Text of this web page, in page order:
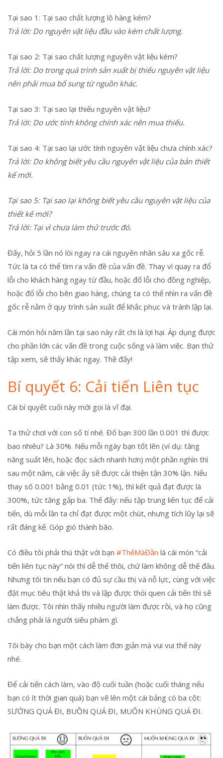
Tại sao 1: Tại sao chất lượng lô hàng kém?
Trả lời: Do nguyên vật liệu đầu vào kém chất lượng.
Tại sao 2: Tại sao chất lượng nguyên vật liệu kém?
Trả lời: Do trong quá trình sản xuất bị thiếu nguyên vật liệu
nên phải mua bổ sung từ nguồn khác.
Tại sao 3: Tại sao lại thiếu nguyên vật liệu?
Trả lời: Do ước tính không chính xác nên mua thiếu.
Tại sao 4: Tại sao lại ước tính nguyên vật liệu chưa chính xác?
Trả lời: Do không biết yêu cầu nguyên vật liệu của bản thiết
kế mới.
Tại sao 5: Tại sao lại không biết yêu cầu nguyên vật liệu của
thiết kế mới?
Trả lời: Tại vì chưa làm thử trước đó.
Đấy, hỏi 5 lần nó lòi ngay ra cái nguyên nhân sâu xa gốc rễ.
Tức là ta có thể tìm ra vấn đề của vấn đề. Thay vì quay ra đổ
lỗi cho khách hàng ngay từ đầu, hoặc đổ lỗi cho đồng nghiệp,
hoặc đổ lỗi cho bên giao hàng, chúng ta có thể nhìn ra vấn đề
gốc rễ nằm ở quy trình sản xuất để khắc phục và tránh lặp lại.
Cái món hỏi năm lần tại sao này rất chi là lợi hại. Áp dụng được
cho phần lớn các vấn đề trong cuộc sống và làm việc. Bạn thử
tập xem, sẽ thấy khác ngay. Thề đấy!
Bí quyết 6: Cải tiến Liên tục
Cái bí quyết cuối này mới gọi là vĩ đại.
Ta thử chơi với con số tí nhé. Đố bạn 300 lần 0.001 thì được
bao nhiêu? Là 30%. Nếu mỗi ngày bạn tốt lên (ví dụ: tăng
năng suất lên, hoặc đọc sách nhanh hơn) một phần nghìn thì
sau một năm, cái việc ấy sẽ được cải thiện tận 30% lận. Nếu
thay số 0.001 bằng 0.01 (tức 1%), thì kết quả đạt được là
300%, tức tăng gấp ba. Thế đấy: nếu tập trung liên tục để cải
tiến, dù mỗi lần ta chỉ đạt được một chút, nhưng tích lũy lại sẽ
rất đáng kế. Góp gió thành bão.
Có điều tôi phải thú thật với bạn #ThếMàĐần là cái món “cải
tiến liên tục này” nói thì dễ thế thôi, chứ làm không dễ thế đâu.
Nhưng tôi tin nếu bạn có đủ sự cầu thị và nỗ lực, cùng với việc
đặt mục tiêu thật khả thi và lập được thói quen cải tiến thì sẽ
làm được. Tôi nhìn thấy nhiều người làm được rồi, và họ cũng
chẳng phải là người siêu phàm gì.
Tôi bày cho bạn một cách làm đơn giản mà vui vui thế này
nhé.
Để cải tiến cách làm, vào độ cuối tuần (hoặc cuối tháng nếu
bạn có ít thời gian quá) bạn vẽ lên một cái bảng có ba cột:
SƯỚNG QUÁ ĐI, BUỒN QUÁ ĐI, MUỐN KHÙNG QUÁ ĐI.